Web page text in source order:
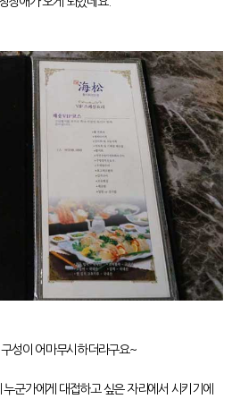
성이 어마무시하더라구요~
군가에게 대접하고 싶은 자리에서 시키기에